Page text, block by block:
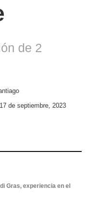
de 2
de septiembre, 2023
Gras, experiencia en el